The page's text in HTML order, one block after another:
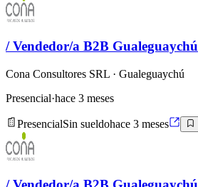
/ Vendedor/a B2B Gualeguaychú
Cona Consultores SRL · Gualeguaychú
Presencial·hace 3 meses
PresencialSin sueldohace 3 meses